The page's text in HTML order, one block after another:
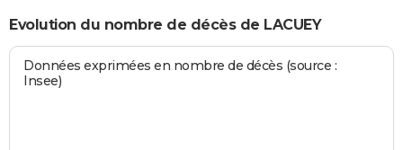
Evolution du nombre de décès de LACUEY
Données exprimées en nombre de décès (source :
Insee)